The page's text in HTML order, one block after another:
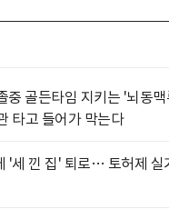
중 골든타임 지키는 '뇌동
타고 들어가 막는다
'세 낀 집' 퇴로… 토허제 실